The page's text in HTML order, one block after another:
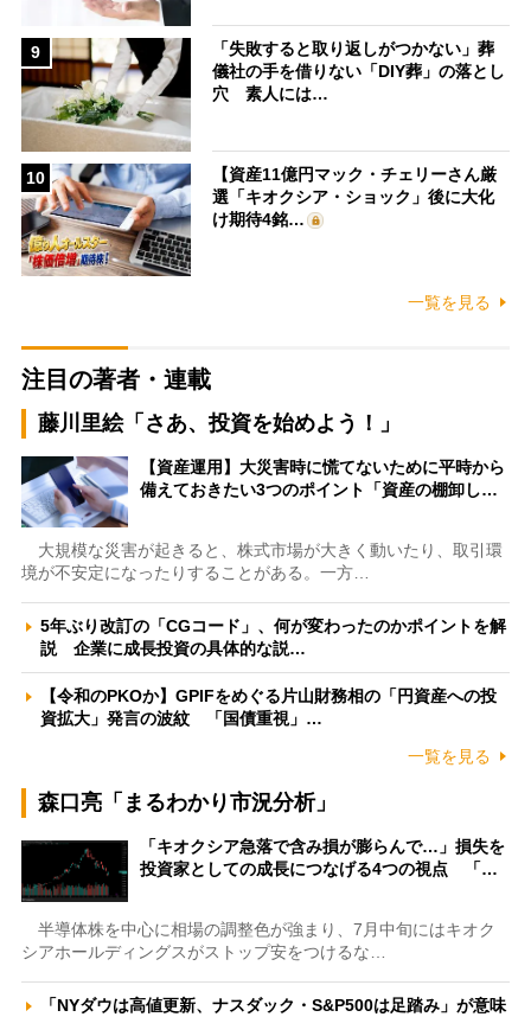
9
「失敗すると取り返しがつかない」葬
儀社の手を借りない「DIY葬」の落とし
穴 素人には…
10
【資産11億円マック・チェリーさん厳
選「キオクシア・ショック」後に大化
け期待4銘…
一覧を見る
注目の著者・連載
藤川里絵「さあ、投資を始めよう！」
【資産運用】大災害時に慌てないために平時から
備えておきたい3つのポイント「資産の棚卸し…
大規模な災害が起きると、株式市場が大きく動いたり、取引環
境が不安定になったりすることがある。一方…
5年ぶり改訂の「CGコード」、何が変わったのかポイントを解
説 企業に成長投資の具体的な説…
【令和のPKOか】GPIFをめぐる片山財務相の「円資産への投
資拡大」発言の波紋 「国債重視」…
一覧を見る
森口亮「まるわかり市況分析」
「キオクシア急落で含み損が膨らんで…」損失を
投資家としての成長につなげる4つの視点 「…
半導体株を中心に相場の調整色が強まり、7月中旬にはキオク
シアホールディングスがストップ安をつけるな…
「NYダウは高値更新、ナスダック・S&P500は足踏み」が意味